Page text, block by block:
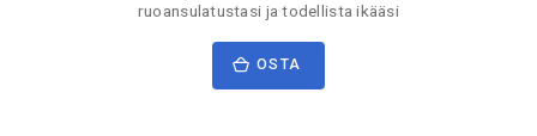
ruoansulatustasi ja todellista ikääsi
OSTA